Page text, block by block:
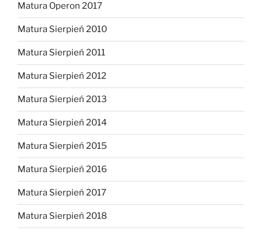
Matura Operon 2017
Matura Sierpień 2010
Matura Sierpień 2011
Matura Sierpień 2012
Matura Sierpień 2013
Matura Sierpień 2014
Matura Sierpień 2015
Matura Sierpień 2016
Matura Sierpień 2017
Matura Sierpień 2018